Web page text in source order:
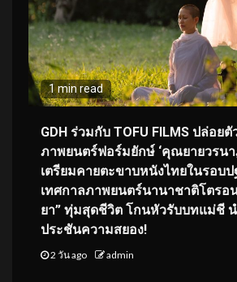
1 min read
GDH ร่วมกับ TOFU FILMS ปล่อย
ภาพยนตร์ฟอร์มยักษ์ ‘คุณยายวรนา
เตรียมคายตะขาบหนังไทยในรอบ
เทศกาลภาพยนตร์นานาชาติโตรอ
ยา” ทุ่มสุดชีวิต โกนหัวรับบทแม่ชี
ประชันความสยอง!
2 วัน ago admin